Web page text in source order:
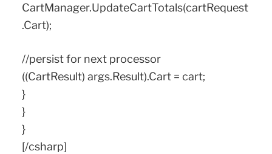
CartManager.UpdateCartTotals(cartRequest
.Cart);
//persist for next processor
((CartResult) args.Result).Cart = cart;
}
}
}
[/csharp]